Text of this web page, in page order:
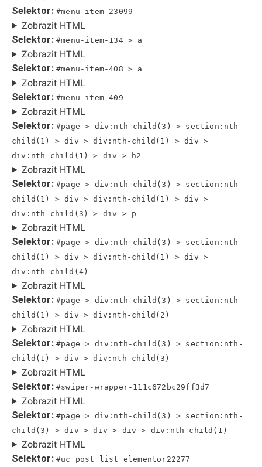
Selektor: #menu-item-23099
Zobrazit HTML
Selektor: #menu-item-134 > a
Zobrazit HTML
Selektor: #menu-item-408 > a
Zobrazit HTML
Selektor: #menu-item-409
Zobrazit HTML
Selektor: #page > div:nth-child(3) > section:nth-
child(1) > div > div:nth-child(1) > div >
div:nth-child(1) > div > h2
Zobrazit HTML
Selektor: #page > div:nth-child(3) > section:nth-
child(1) > div > div:nth-child(1) > div >
div:nth-child(3) > div > p
Zobrazit HTML
Selektor: #page > div:nth-child(3) > section:nth-
child(1) > div > div:nth-child(1) > div >
div:nth-child(4)
Zobrazit HTML
Selektor: #page > div:nth-child(3) > section:nth-
child(1) > div > div:nth-child(2)
Zobrazit HTML
Selektor: #page > div:nth-child(3) > section:nth-
child(1) > div > div:nth-child(3)
Zobrazit HTML
Selektor: #swiper-wrapper-111c672bc29ff3d7
Zobrazit HTML
Selektor: #page > div:nth-child(3) > section:nth-
child(3) > div > div > div > div:nth-child(1)
Zobrazit HTML
Selektor: #uc_post_list_elementor22277